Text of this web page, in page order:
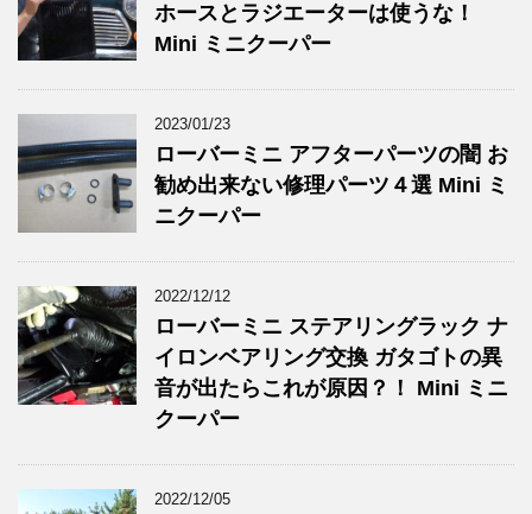
ホースとラジエーターは使うな！
Mini ミニクーパー
2023/01/23
ローバーミニ アフターパーツの闇 お
勧め出来ない修理パーツ４選 Mini ミ
ニクーパー
2022/12/12
ローバーミニ ステアリングラック ナ
イロンベアリング交換 ガタゴトの異
音が出たらこれが原因？！ Mini ミニ
クーパー
2022/12/05